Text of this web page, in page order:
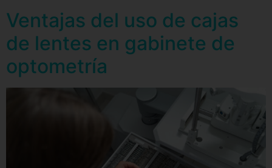
Ventajas del uso de cajas
de lentes en gabinete de
optometría